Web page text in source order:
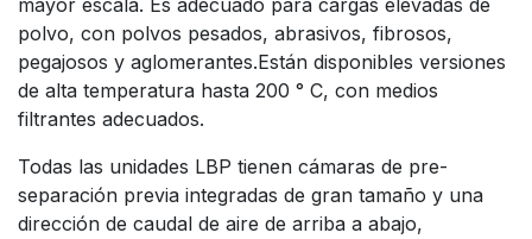
mayor escala. Es adecuado para cargas elevadas de
polvo, con polvos pesados, abrasivos, fibrosos,
pegajosos y aglomerantes.Están disponibles versiones
de alta temperatura hasta 200 ° C, con medios
filtrantes adecuados.
Todas las unidades LBP tienen cámaras de pre-
separación previa integradas de gran tamaño y una
dirección de caudal de aire de arriba a abajo,